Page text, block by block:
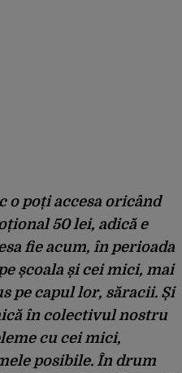
o poți accesa oricând
50 lei, adică e
fie acum, în perioada
școala și cei mici, mai
pe capul lor, săracii. Și
în colectivul nostru
cu cei mici,
posibile. În drum